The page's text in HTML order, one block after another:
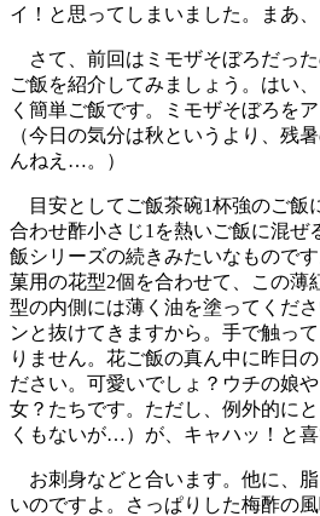
イ！と思ってしまいました。まあ、
さて、前回はミモザそぼろだっ
ご飯を紹介してみましょう。はい
く簡単ご飯です。ミモザそぼろを
（今日の気分は秋というより、残
んねえ…。）
目安としてご飯茶碗1杯強のご飯
合わせ酢小さじ1を熱いご飯に混ぜ
飯シリーズの続きみたいなもので
菓用の花型2個を合わせて、この薄
型の内側には薄く油を塗ってくだ
ンと抜けてきますから。手で触っ
りません。花ご飯の真ん中に昨日
ださい。可愛いでしょ？ウチの娘
女？たちです。ただし、例外的に
くもないが…）が、キャハッ！と喜
お刺身などと合います。他に、
いのですよ。さっぱりした梅酢の